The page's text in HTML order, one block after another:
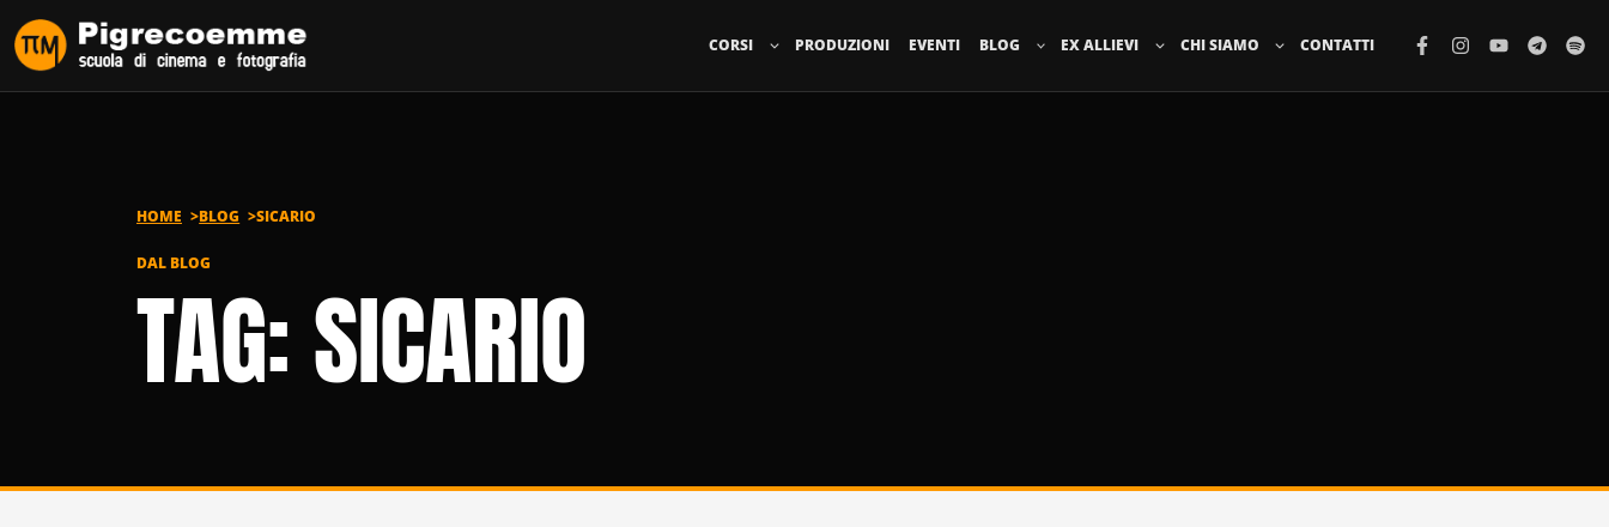
Vai al contenuto
CORSI PRODUZIONI EVENTI BLOG EX ALLIEVI CHI SIAMO CONTATTI
HOME BLOG SICARIO
DAL BLOG
TAG: SICARIO